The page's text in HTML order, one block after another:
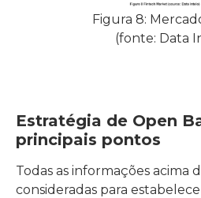
Figura 8:
(fonte: Data
Estratégia de Open
principais pontos
Todas as informações acima
consideradas para